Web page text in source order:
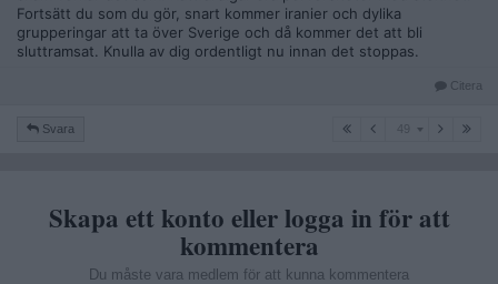
Fortsätt du som du gör, snart kommer iranier och dylika
grupperingar att ta över Sverige och då kommer det att bli
sluttramsat. Knulla av dig ordentligt nu innan det stoppas.
Citera
Svara 49
Skapa ett konto eller logga in för att
kommentera
Du måste vara medlem för att kunna kommentera